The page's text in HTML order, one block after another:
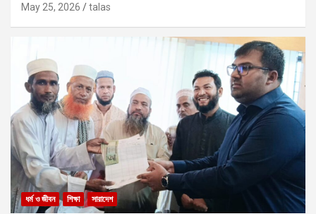
May 25, 2026 talas
ধর্ম ও জীবন শিক্ষা সারাদেশ